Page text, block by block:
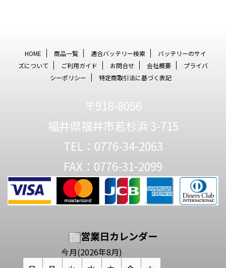
HOME 商品一覧 適合バッテリー検索
バッテリーのサイ
ズについて
ご利用ガイド お問合せ 会社概要
プライバ
シーポリシー
特定商取引法に基づく表記
〒918-8056
福井県福井市若杉浜 3-715
TEL：0776-34-2063
FAX：0776-31-2099
営業日カレンダー
今月(2026年8月)